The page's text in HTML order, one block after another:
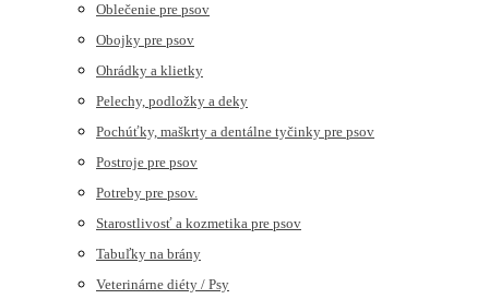
Oblečenie pre psov
Obojky pre psov
Ohrádky a klietky
Pelechy, podložky a deky
Pochúťky, maškrty a dentálne tyčinky pre psov
Postroje pre psov
Potreby pre psov.
Starostlivosť a kozmetika pre psov
Tabuľky na brány
Veterinárne diéty / Psy